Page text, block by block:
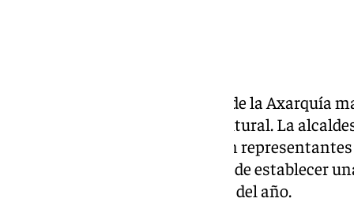
Árchez, un pequeño municipio de la Axarquía
el fortalecimiento de su vida cultural. La
reunido en el Ayuntamiento con
Antonio Montes con el objetivo de establecer
actividades culturales a lo largo del año.